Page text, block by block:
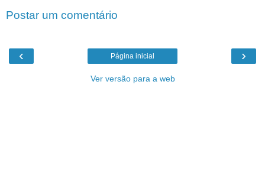
Postar um comentário
‹ ›
Página inicial
Ver versão para a web